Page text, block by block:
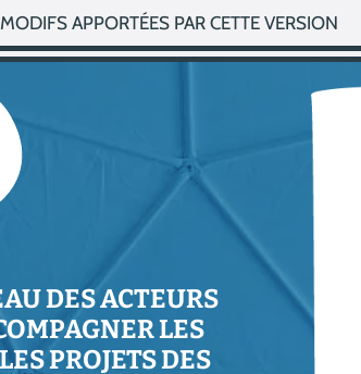
MODIFS APPORTÉES PAR CETTE VERSION